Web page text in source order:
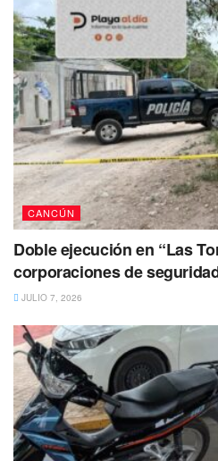
CANCÚN
Doble ejecución en “Las
corporaciones de
JULIO 7, 2026